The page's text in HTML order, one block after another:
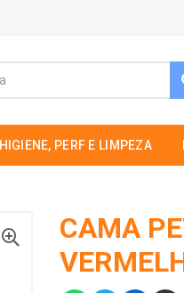
HIGIENE, PERF E LIMPEZA
CAMA